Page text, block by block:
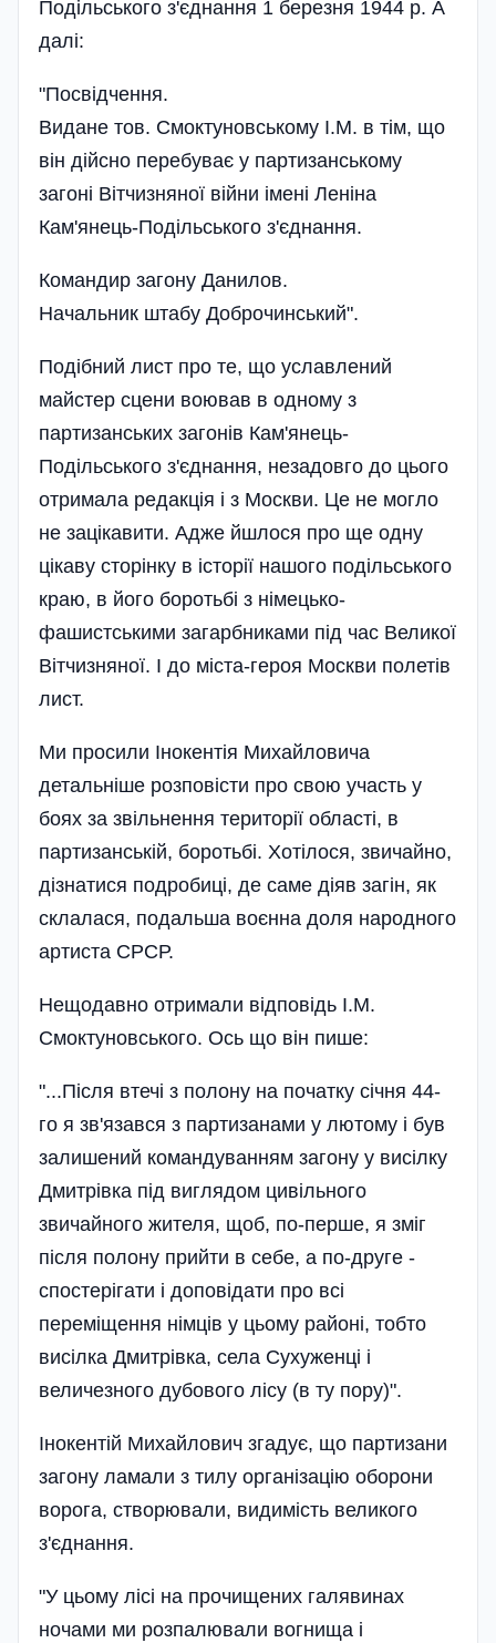
Подільського з'єднання 1 березня 1944 р. А
далі:
"Посвідчення.
Видане тов. Смоктуновському І.М. в тім, що
він дійсно перебуває у партизанському
загоні Вітчизняної війни імені Леніна
Кам'янець-Подільського з'єднання.
Командир загону Данилов.
Начальник штабу Доброчинський".
Подібний лист про те, що уславлений
майстер сцени воював в одному з
партизанських загонів Кам'янець-
Подільського з'єднання, незадовго до цього
отримала редакція і з Москви. Це не могло
не зацікавити. Адже йшлося про ще одну
цікаву сторінку в історії нашого подільського
краю, в його боротьбі з німецько-
фашистськими загарбниками під час Великої
Вітчизняної. І до міста-героя Москви полетів
лист.
Ми просили Інокентія Михайловича
детальніше розповісти про свою участь у
боях за звільнення території області, в
партизанській, боротьбі. Хотілося, звичайно,
дізнатися подробиці, де саме діяв загін, як
склалася, подальша воєнна доля народного
артиста СРСР.
Нещодавно отримали відповідь І.М.
Смоктуновського. Ось що він пише:
"...Після втечі з полону на початку січня 44-
го я зв'язався з партизанами у лютому і був
залишений командуванням загону у висілку
Дмитрівка під виглядом цивільного
звичайного жителя, щоб, по-перше, я зміг
після полону прийти в себе, а по-друге -
спостерігати і доповідати про всі
переміщення німців у цьому районі, тобто
висілка Дмитрівка, села Сухуженці і
величезного дубового лісу (в ту пору)".
Інокентій Михайлович згадує, що партизани
загону ламали з тилу організацію оборони
ворога, створювали, видимість великого
з'єднання.
"У цьому лісі на прочищених галявинах
ночами ми розпалювали вогнища і